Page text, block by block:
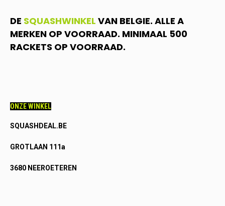
DE SQUASHWINKEL VAN BELGIE. ALLE A
MERKEN OP VOORRAAD. MINIMAAL 500
RACKETS OP VOORRAAD.
ONZE WINKEL
SQUASHDEAL.BE
GROTLAAN 111a
3680 NEEROETEREN